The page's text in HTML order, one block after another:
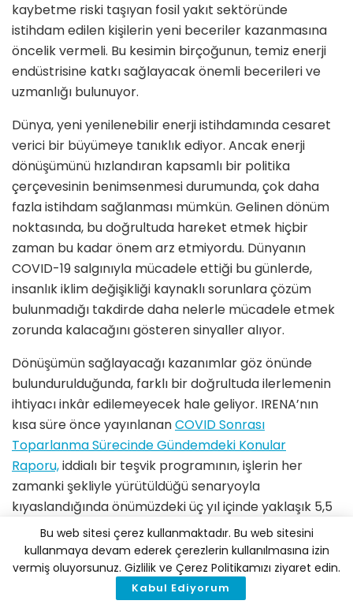
kaybetme riski taşıyan fosil yakıt sektöründe
istihdam edilen kişilerin yeni beceriler kazanmasına
öncelik vermeli. Bu kesimin birçoğunun, temiz enerji
endüstrisine katkı sağlayacak önemli becerileri ve
uzmanlığı bulunuyor.
Dünya, yeni yenilenebilir enerji istihdamında cesaret
verici bir büyümeye tanıklık ediyor. Ancak enerji
dönüşümünü hızlandıran kapsamlı bir politika
çerçevesinin benimsenmesi durumunda, çok daha
fazla istihdam sağlanması mümkün. Gelinen dönüm
noktasında, bu doğrultuda hareket etmek hiçbir
zaman bu kadar önem arz etmiyordu. Dünyanın
COVID-19 salgınıyla mücadele ettiği bu günlerde,
insanlık iklim değişikliği kaynaklı sorunlara çözüm
bulunmadığı takdirde daha nelerle mücadele etmek
zorunda kalacağını gösteren sinyaller alıyor.
Dönüşümün sağlayacağı kazanımlar göz önünde
bulundurulduğunda, farklı bir doğrultuda ilerlemenin
ihtiyacı inkâr edilemeyecek hale geliyor. IRENA’nın
kısa süre önce yayınlananCOVID Sonrası
Toparlanma Sürecinde Gündemdeki Konular
Raporu,iddialı bir teşvik programının, işlerin her
zamanki şekliyle yürütüldüğü senaryoyla
kıyaslandığında önümüzdeki üç yıl içinde yaklaşık 5,5
milyon daha fazla istihdam yaratabileceğini ortaya
koymuştu. Bu ölçekte bir girişim, IRENA’nınKüresel
Yenilenebilir Enerji Görünümü’nde 2050 yılı için
yenilenebilir enerji sektöründe öngörülen 42 milyon
Bu web sitesi çerez kullanmaktadır. Bu web sitesini
kullanmaya devam ederek çerezlerin kullanılmasına izin
vermiş oluyorsunuz. Gizlilik ve Çerez Politikamızı ziyaret edin.
Kabul Ediyorum